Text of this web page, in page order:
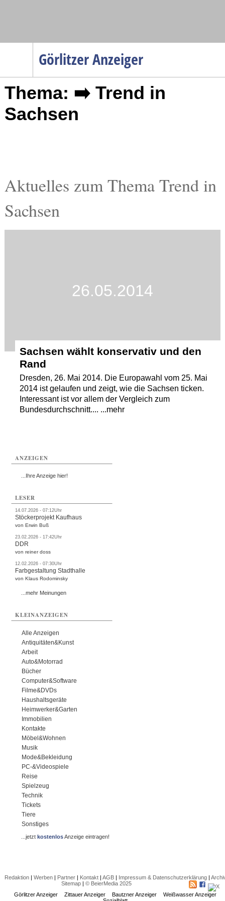
Görlitzer Anzeiger
Menüpunkte
Startseite
Gesellschaft
Gesundheit
Kultur
Thema: ➡️ Trend in
Sachsen
Aktuelles zum Thema Trend in
Sachsen
26.05.2014
Sachsen wählt konservativ und den
Rand
Dresden, 26. Mai 2014. Die Europawahl vom 25. Mai
2014 ist gelaufen und zeigt, wie die Sachsen ticken.
Interessant ist vor allem der Vergleich zum
Bundesdurchschnitt.... ...mehr
ANZEIGEN
...Ihre Anzeige hier!
LESER
14.07.2026 - 07:12Uhr
Stöckerprojekt Kaufhaus
von Erwin Buß
23.02.2026 - 17:42Uhr
DDR
von reiner doss
12.02.2026 - 07:30Uhr
Farbgestaltung Stadthalle
von Klaus Rodominsky
...mehr Meinungen
KLEINANZEIGEN
Alle Anzeigen
Antiquitäten&Kunst
Arbeit
Auto&Motorrad
Bücher
Computer&Software
Filme&DVDs
Haushaltsgeräte
Heimwerker&Garten
Immobilien
Kontakte
Möbel&Wohnen
Musik
Mode&Bekleidung
PC-&Videospiele
Reise
Spielzeug
Technik
Tickets
Tiere
Sonstiges
...jetztkostenlosAnzeige eintragen!
Redaktion| Werben| Partner| Kontakt| AGB| Impressum & Datenschutzerklärung|
Sitemap |© BeierMedia 2025
Görlitzer Anzeiger
Zittauer Anzeiger Bautzner Anzeiger
Weißwasser Anzeiger